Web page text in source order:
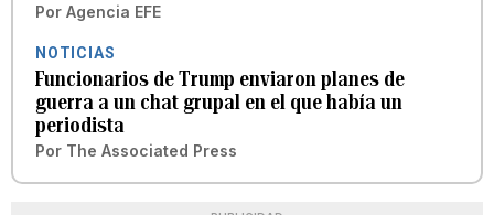
Por Agencia EFE
NOTICIAS
Funcionarios de Trump enviaron planes de
guerra a un chat grupal en el que había un
periodista
Por The Associated Press